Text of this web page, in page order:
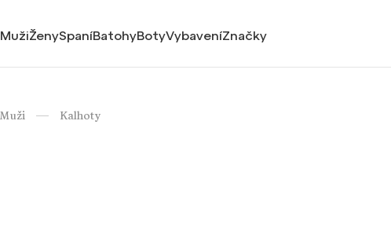
MužiŽenySpaníBatohyBotyVybaveníZnačky
Muži / Kalhoty